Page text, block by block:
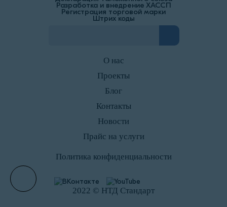
Разработка и внедрение ХАССП
Регистрация торговой марки
Штрих коды
О нас
Проекты
Блог
Контакты
Новости
Прайс на услуги
Политика конфиденциальности
2022 © НТД Стандарт